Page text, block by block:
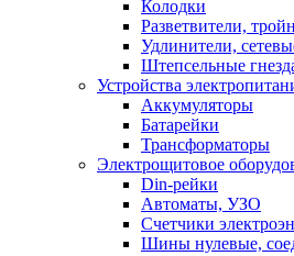
Колодки
Разветвители,
Удлинители,
Штепсельные
Устройства
Аккумуляторы
Батарейки
Трансформаторы
Электрощитовое
Din-рейки
Автоматы, УЗО
Счетчики
Шины нулевые,